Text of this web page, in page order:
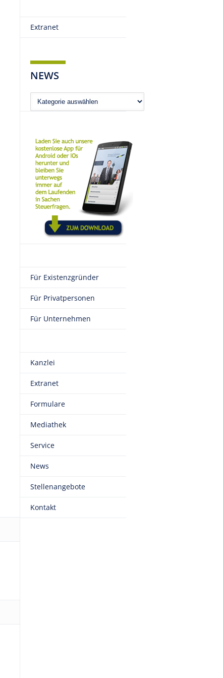
Extranet
NEWS
News
Für Existenzgründer
Für Privatpersonen
Für Unternehmen
Kanzlei
Extranet
Formulare
Mediathek
Service
News
Stellenangebote
Kontakt